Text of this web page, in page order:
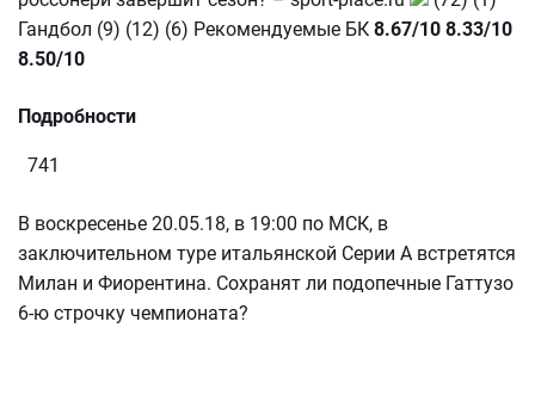
Гандбол (9) (12) (6) Рекомендуемые БК 8.67/10 8.33/10
8.50/10
Подробности
741
В воскресенье 20.05.18, в 19:00 по МСК, в
заключительном туре итальянской Серии А встретятся
Милан и Фиорентина. Сохранят ли подопечные Гаттузо
6-ю строчку чемпионата?